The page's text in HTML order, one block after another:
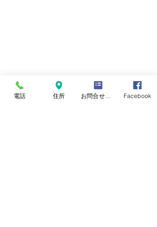
電話 住所 お問合せフォーム Facebook